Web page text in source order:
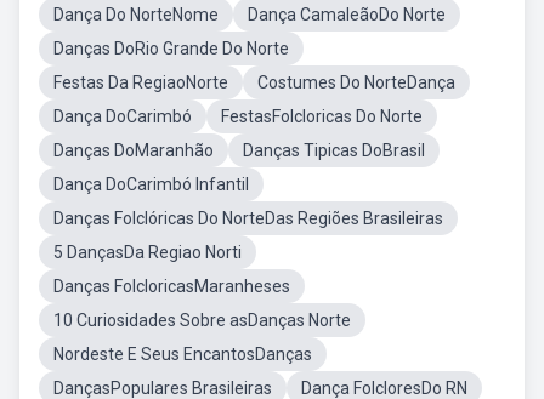
Dança Do NorteNome
Dança CamaleãoDo Norte
Danças DoRio Grande Do Norte
Festas Da RegiaoNorte
Costumes Do NorteDança
Dança DoCarimbó
FestasFolcloricas Do Norte
Danças DoMaranhão
Danças Tipicas DoBrasil
Dança DoCarimbó Infantil
Danças Folclóricas Do NorteDas Regiões Brasileiras
5 DançasDa Regiao Norti
Danças FolcloricasMaranheses
10 Curiosidades Sobre asDanças Norte
Nordeste E Seus EncantosDanças
DançasPopulares Brasileiras
Dança FolcloresDo RN